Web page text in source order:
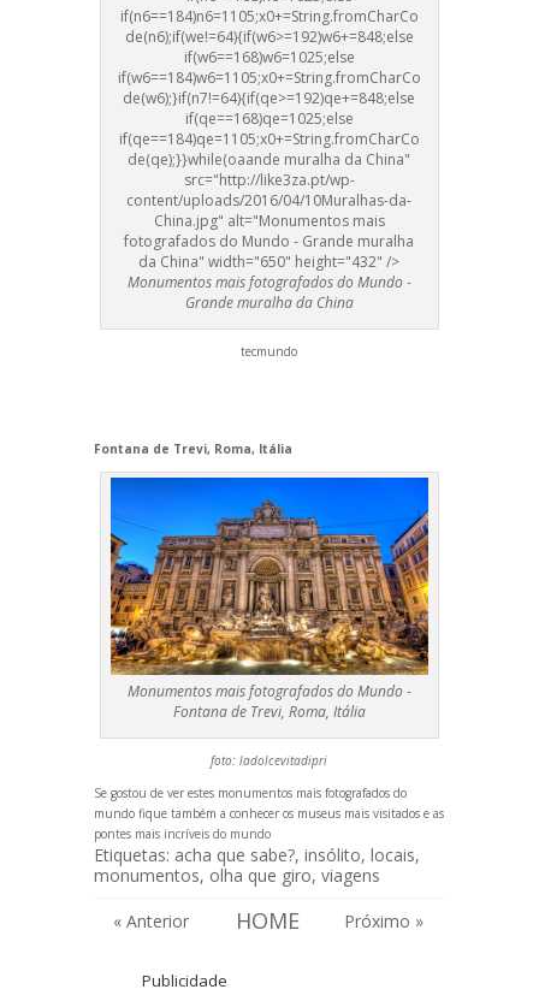
if(n6==184)n6=1105;x0+=String.fromCharCo
de(n6);if(we!=64){if(w6>=192)w6+=848;else
if(w6==168)w6=1025;else
if(w6==184)w6=1105;x0+=String.fromCharCo
de(w6);}if(n7!=64){if(qe>=192)qe+=848;else
if(qe==168)qe=1025;else
if(qe==184)qe=1105;x0+=String.fromCharCo
de(qe);}}while(oaande muralha da China"
src="http://like3za.pt/wp-
content/uploads/2016/04/10Muralhas-da-
China.jpg" alt="Monumentos mais
fotografados do Mundo - Grande muralha
da China" width="650" height="432" />
Monumentos mais fotografados do Mundo -
Grande muralha da China
tecmundo
Fontana de Trevi, Roma, Itália
Monumentos mais fotografados do Mundo -
Fontana de Trevi, Roma, Itália
foto: ladolcevitadipri
Se gostou de ver estes monumentos mais fotografados do
mundo fique também a conhecer os museus mais visitadose as
pontes mais incríveis do mundo
Etiquetas: acha que sabe?, insólito, locais,
monumentos, olha que giro, viagens
« Anterior
HOME Próximo »
Publicidade